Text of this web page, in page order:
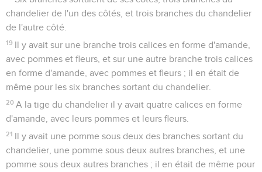
chandelier de l'un des côtés, et trois branches du chandelier
de l'autre côté.
19 Il y avait sur une branche trois calices en forme d'amande,
avec pommes et fleurs, et sur une autre branche trois calices
en forme d'amande, avec pommes et fleurs ; il en était de
même pour les six branches sortant du chandelier.
20 A la tige du chandelier il y avait quatre calices en forme
d'amande, avec leurs pommes et leurs fleurs.
21 Il y avait une pomme sous deux des branches sortant du
chandelier, une pomme sous deux autres branches, et une
pomme sous deux autres branches ; il en était de même pour